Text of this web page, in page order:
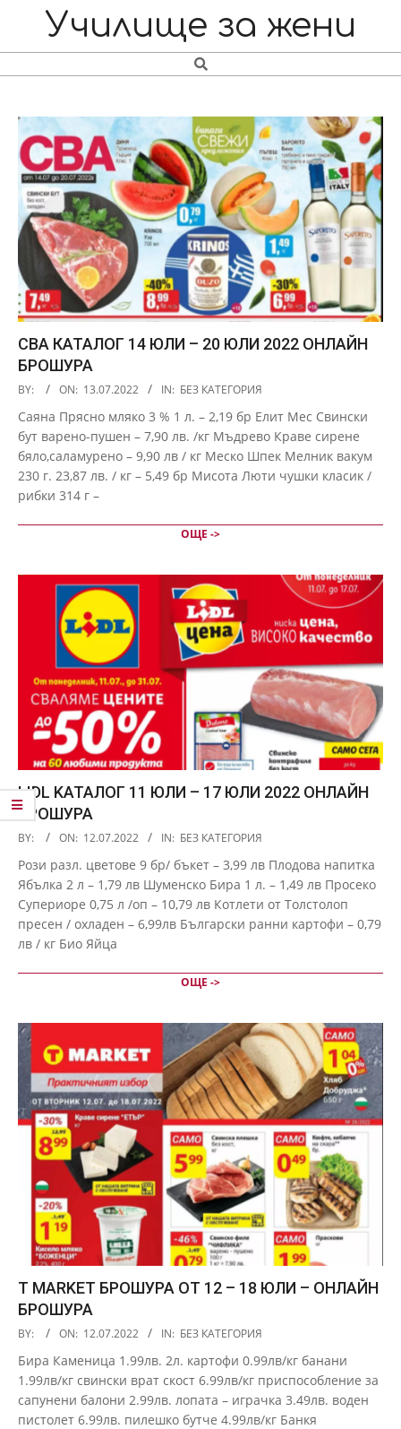
NavigationУчилище за жени
Search
СВА КАТАЛОГ 14 ЮЛИ – 20 ЮЛИ 2022 ОНЛАЙН
БРОШУРА
2022-
13
BY: ON: 13.07.2022 IN: БЕЗ КАТЕГОРИЯ
Саяна Прясно мляко 3 % 1 л. – 2,19 бр Елит Мес Свински
бут варено-пушен – 7,90 лв. /кг Мъдрево Краве сирене
бяло,саламурено – 9,90 лв / кг Меско Шпек Мелник вакум
230 г. 23,87 лв. / кг – 5,49 бр Мисота Люти чушки класик /
рибки 314 г –
ОЩЕ ->
LIDL KАТАЛОГ 11 ЮЛИ – 17 ЮЛИ 2022 ОНЛАЙН
БРОШУРА
2022-
12
BY: ON: 12.07.2022 IN: БЕЗ КАТЕГОРИЯ
Рози разл. цветове 9 бр/ бъкет – 3,99 лв Плодова напитка
Ябълка 2 л – 1,79 лв Шуменско Бира 1 л. – 1,49 лв Просеко
Супериоре 0,75 л /оп – 10,79 лв Котлети от Толстолоп
пресен / охладен – 6,99лв Български ранни картофи – 0,79
лв / кг Био Яйца
ОЩЕ ->
T MARKET БРОШУРА ОТ 12 – 18 ЮЛИ – ОНЛАЙН
БРОШУРА
2022-
12
BY: ON: 12.07.2022 IN: БЕЗ КАТЕГОРИЯ
Бира Каменица 1.99лв. 2л. картофи 0.99лв/кг банани
1.99лв/кг свински врат скост 6.99лв/кг приспособление за
сапунени балони 2.99лв. лопата – играчка 3.49лв. воден
пистолет 6.99лв. пилешко бутче 4.99лв/кг Банкя